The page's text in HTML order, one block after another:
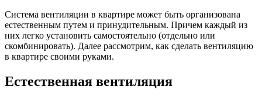
Система вентиляции в квартире может быть организована
естественным путем и принудительным. Причем каждый из
них легко установить самостоятельно (отдельно или
скомбинировать). Далее рассмотрим, как сделать вентиляцию
в квартире своими руками.
Естественная вентиляция